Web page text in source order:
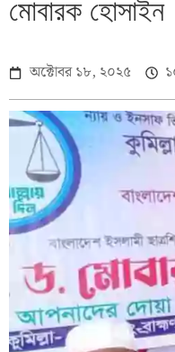
মোবারক হোসাইন
অক্টোবর ১৮, ২০২৫